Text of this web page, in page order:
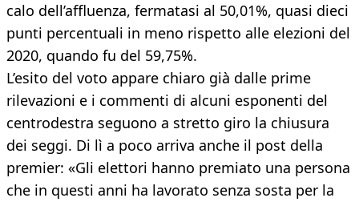
calo dell’affluenza, fermatasi al 50,01%, quasi dieci
punti percentuali in meno rispetto alle elezioni del
2020, quando fu del 59,75%.
L’esito del voto appare chiaro già dalle prime
rilevazioni e i commenti di alcuni esponenti del
centrodestra seguono a stretto giro la chiusura
dei seggi. Di lì a poco arriva anche il post della
premier: «Gli elettori hanno premiato una persona
che in questi anni ha lavorato senza sosta per la